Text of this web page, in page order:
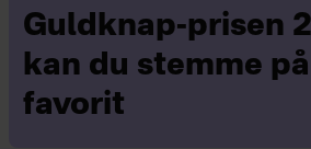
Guldknap-prisen
kan du stemme
favorit